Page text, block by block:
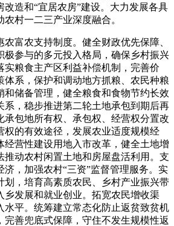
改造和“宜居农房”建设。大力发展各具
村一二三产业深度融合。
富农支持制度。健全财政优先保障、
极参与的多元投入格局，确保乡村振兴
实粮食主产区利益补偿机制，完善价
体系，保护和调动地方抓粮、农民种粮
和储备管理，健全粮食和食物节约长效
系，稳步推进第二轮土地承包到期后再
承包地所有权、承包权、经营权分置改
权的有效途径，发展农业适度规模经
经营性建设用地入市改革，健全土地增
推动农村闲置土地和房屋盘活利用。支
济，加强农村“三资”监督管理服务。实
划，培育高素质农民、乡村产业振兴带
乡发展和就业创业。拓宽农民增收渠
水平。统筹建立常态化防止返贫致贫机
完善兜底式保障，守住不发生规模性返